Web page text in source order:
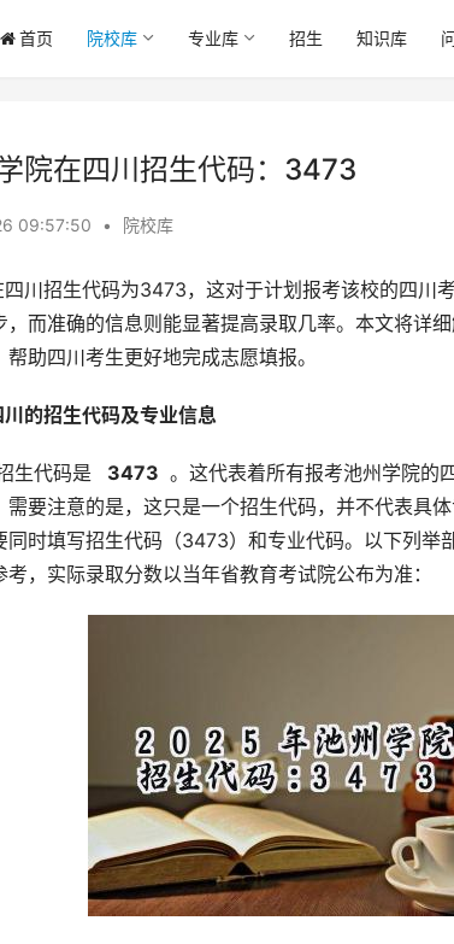
首页 院校库 专业库 招生 知识库
院在四川招生代码：3473
09:57:50 • 院校库
，而准确的信息则能显著提高录取几率。本文将详
助四川考生更好地完成志愿填报。
川的招生代码及专业信息
生代码是
  3473
。这代表着所有报考池州学院的
需要注意的是，这只是一个招生代码，并不代表具
同时填写招生代码（3473）和专业代码。以下列举
，实际录取分数以当年省教育考试院公布为准：